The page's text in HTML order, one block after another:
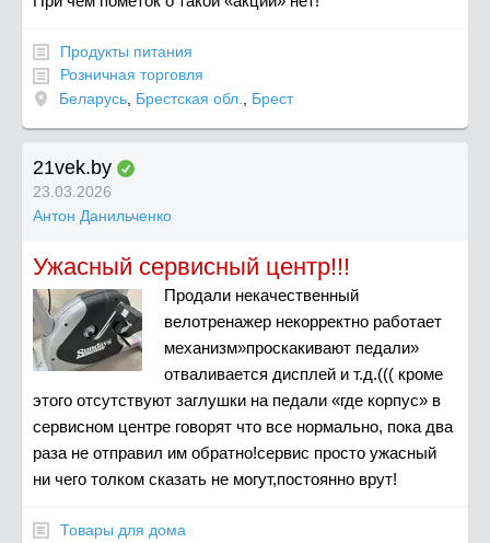
Продукты питания
Розничная торговля
Беларусь Брестская обл. Брест
21vek.by
23.03.2026
Антон Данильченко
Ужасный сервисный центр!!!
Продали некачественный
велотренажер некорректно работает
механизм»проскакивают педали»
отваливается дисплей и т.д.((( кроме
этого отсутствуют заглушки на педали «где корпус» в
сервисном центре говорят что все нормально, пока два
раза не отправил им обратно!сервис просто ужасный
ни чего толком сказать не могут,постоянно врут!
Товары для дома